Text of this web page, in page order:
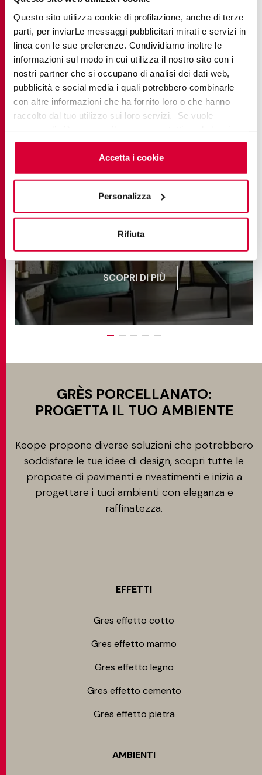
Questo sito utilizza cookie di profilazione, anche di terze
parti, per inviarLe messaggi pubblicitari mirati e servizi in
linea con le sue preferenze. Condividiamo inoltre le
informazioni sul modo in cui utilizza il nostro sito con i
nostri partner che si occupano di analisi dei dati web,
pubblicità e social media i quali potrebbero combinarle
con altre informazioni che ha fornito loro o che hanno
raccolto dal tuo utilizzo sui loro servizi. Se vuole
cookieclicchi qui. Il consenso può essere espresso
cliccando sul tasto “Accetta i cookie”. Se non vuole i
cookie di profilazione può negare il consenso sul tasto
Accetta i cookie
Personalizza
Rifiuta
DOLMIX
Timeless Trend
SCOPRI DI PIÙ
GRÈS PORCELLANATO:
PROGETTA IL TUO AMBIENTE
Keope propone diverse soluzioni che potrebbero
soddisfare le tue idee di design, scopri tutte le
proposte di pavimenti e rivestimenti e inizia a
progettare i tuoi ambienti con eleganza e
raffinatezza.
EFFETTI
Gres effetto cotto
Gres effetto marmo
Gres effetto legno
Gres effetto cemento
Gres effetto pietra
AMBIENTI